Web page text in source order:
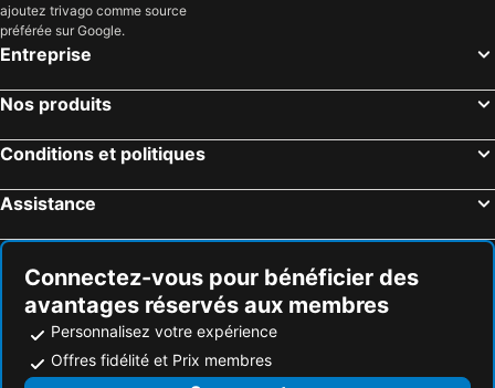
Hôtels Tricase
Hôtels Cutrofiano
Hôtels Santa Maria di Leuca
Hôtels Uggiano La Chiesa
Hôtels Biscéglie
Hôtels Monte Sant'Angelo
Hôtels Alliste
Hôtels Salve
ajoutez trivago comme source
préférée sur Google.
Entreprise
Nos produits
Conditions et politiques
Assistance
Connectez-vous pour bénéficier des
avantages réservés aux membres
Personnalisez votre expérience
Offres fidélité et Prix membres